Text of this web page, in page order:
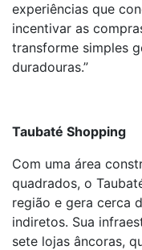
experiências que
incentivar as
transforme simples
duradouras.”
Taubaté Shopping
Com uma área
quadrados, o
região e gera cerca
indiretos. Sua
sete lojas âncoras,